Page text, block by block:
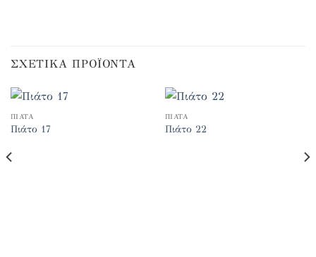
ΣΧΕΤΙΚΆ ΠΡΟΪΌΝΤΑ
ΠΙΆΤΑ
Πιάτο 17
ΠΙΆΤΑ
Πιάτο 22